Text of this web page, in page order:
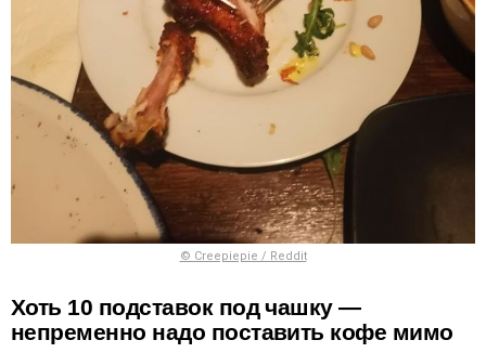
© Creepiepie / Reddit
Хоть 10 подставок под чашку —
непременно надо поставить кофе мимо